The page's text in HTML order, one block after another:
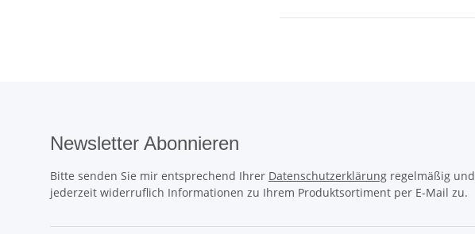
Newsletter Abonnieren
Bitte senden Sie mir entsprechend Ihrer Datenschutzerklärung regelmäßig und
jederzeit widerruflich Informationen zu Ihrem Produktsortiment per E-Mail zu.